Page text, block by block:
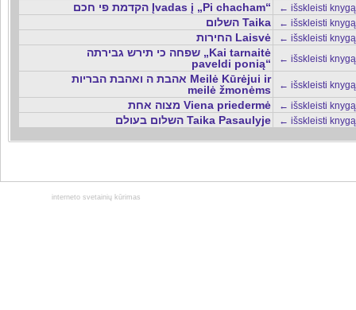
הקדמת פי חכם Įvadas į „Pi chacham“ ← išskleisti knygą
השלום Taika ← išskleisti knygą
החירות Laisvė ← išskleisti knygą
שפחה כי תירש גבירתה „Kai tarnaitė
paveldi ponią“
← išskleisti knygą
אהבת ה ואהבת הבריות Meilė Kūrėjui ir
meilė žmonėms
← išskleisti knygą
מצוה אחת Viena priedermė ← išskleisti knygą
השלום בעולם Taika Pasaulyje ← išskleisti knygą
interneto svetainių kūrimas